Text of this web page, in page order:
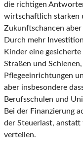
die richtigen
wirtschaftlich starken
Zukunftschancen
Durch mehr
Kinder eine
Straßen und
Pflegeeinrichtungen
aber insbesondere
Berufsschulen und
Bei der Finanzierung
der Steuerlast,
verteilen.